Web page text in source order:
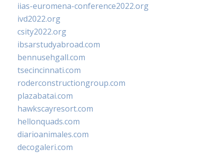
iias-euromena-conference2022.org
ivd2022.org
csity2022.org
ibsarstudyabroad.com
bennusehgall.com
tsecincinnati.com
roderconstructiongroup.com
plazabatai.com
hawkscayresort.com
hellonquads.com
diarioanimales.com
decogaleri.com